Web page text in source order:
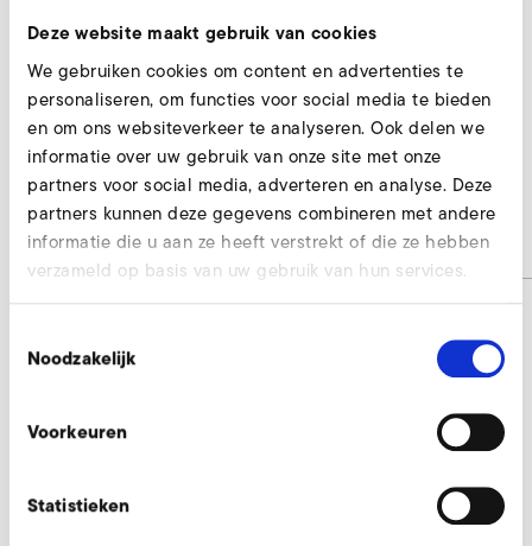
Deze website maakt gebruik van cookies
We gebruiken cookies om content en advertenties te
personaliseren, om functies voor social media te bieden
en om ons websiteverkeer te analyseren. Ook delen we
informatie over uw gebruik van onze site met onze
partners voor social media, adverteren en analyse. Deze
partners kunnen deze gegevens combineren met andere
informatie die u aan ze heeft verstrekt of die ze hebben
verzameld op basis van uw gebruik van hun services.
Noodzakelijk
Voorkeuren
Statistieken
de gewenste plaats.
AirKnife
1SD 310
Artikelnummer AirKnife
AirKnife aanvragen